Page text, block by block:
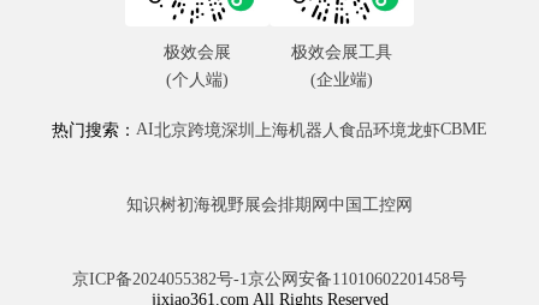
热门搜索： AI北京跨境深圳 上海机器人食品环境龙虾CBME
知识树初海视野展会排期网 中国工控网
京ICP备2024055382号-1京公网安备11010602201458号
jixiao361.com All Rights Reserved
极效会展
(个人端)
极效会展工具
(企业端)